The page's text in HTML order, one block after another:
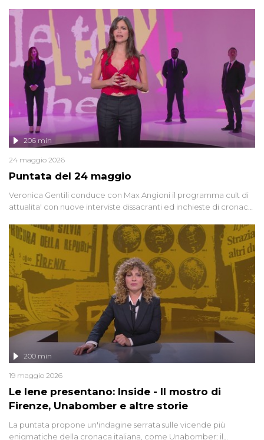
giudiziarie più discusse degli ultimi anni. Lo speciale ricostruisce la
vicenda mettendo in fila testimonianze, errori, dettagli
controversi e i protagonisti di un'indagine che sembra non avere
fine.
Puntata del 24 maggio
206 min
24 maggio 2026
Veronica Gentili conduce con Max Angioni il programma cult di
attualita' con nuove interviste dissacranti ed inchieste di cronaca
Le Iene presentano: Inside - Il mostro di
Firenze, Unabomber e altre storie
200 min
19 maggio 2026
La puntata propone un'indagine serrata sulle vicende più
enigmatiche della cronaca italiana, come Unabomber: il